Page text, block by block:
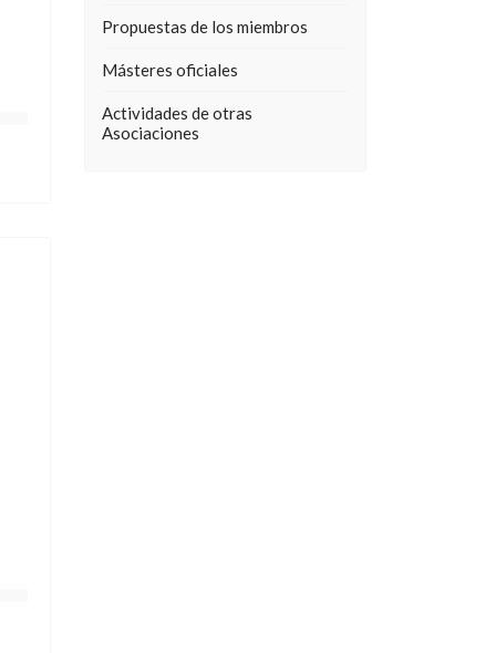
Propuestas de los miembros
Másteres oficiales
Actividades de otras
Asociaciones